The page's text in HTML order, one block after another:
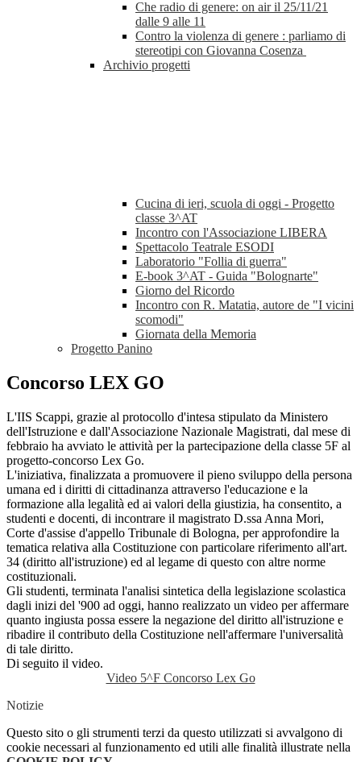
Che radio di genere: on air il 25/11/21
dalle 9 alle 11
Contro la violenza di genere : parliamo di
stereotipi con Giovanna Cosenza
Archivio progetti
Cucina di ieri, scuola di oggi - Progetto
classe 3^AT
Incontro con l'Associazione LIBERA
Spettacolo Teatrale ESODI
Laboratorio "Follia di guerra"
E-book 3^AT - Guida "Bolognarte"
Giorno del Ricordo
Incontro con R. Matatia, autore de "I vicini
scomodi"
Giornata della Memoria
Progetto Panino
Concorso LEX GO
L'IIS Scappi, grazie al protocollo d'intesa stipulato da Ministero
dell'Istruzione e dall'Associazione Nazionale Magistrati, dal mese di
febbraio ha avviato le attività per la partecipazione della classe 5F al
progetto-concorso Lex Go.
L'iniziativa, finalizzata a promuovere il pieno sviluppo della persona
umana ed i diritti di cittadinanza attraverso l'educazione e la
formazione alla legalità ed ai valori della giustizia, ha consentito, a
studenti e docenti, di incontrare il magistrato D.ssa Anna Mori,
Corte d'assise d'appello Tribunale di Bologna, per approfondire la
tematica relativa alla Costituzione con particolare riferimento all'art.
34 (diritto all'istruzione) ed al legame di questo con altre norme
costituzionali.
Gli studenti, terminata l'analisi sintetica della legislazione scolastica
dagli inizi del '900 ad oggi, hanno realizzato un video per affermare
quanto ingiusta possa essere la negazione del diritto all'istruzione e
ribadire il contributo della Costituzione nell'affermare l'universalità
di tale diritto.
Di seguito il video.
Video 5^F Concorso Lex Go
Notizie
Questo sito o gli strumenti terzi da questo utilizzati si avvalgono di
cookie necessari al funzionamento ed utili alle finalità illustrate nella